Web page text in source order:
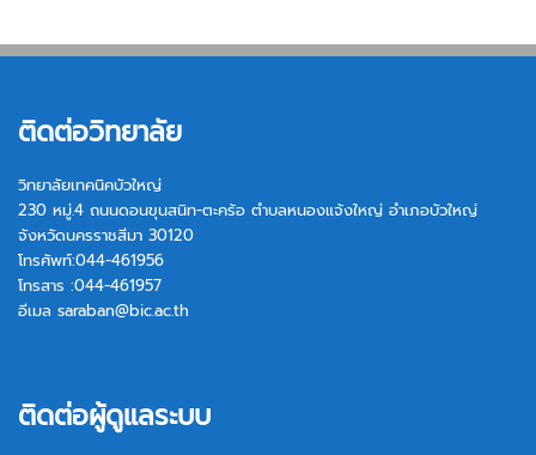
ติดต่อวิทยาลัย
วิทยาลัยเทคนิคบัวใหญ่
230 หมู่.4 ถนนดอนขุนสนิท-ตะคร้อ ตำบลหนองแจ้งใหญ่ อำเภอบัวใหญ่
จังหวัดนครราชสีมา 30120
โทรศัพท์:044-461956
โทรสาร :044-461957
อีเมล saraban@bic.ac.th
ติดต่อผู้ดูแลระบบ